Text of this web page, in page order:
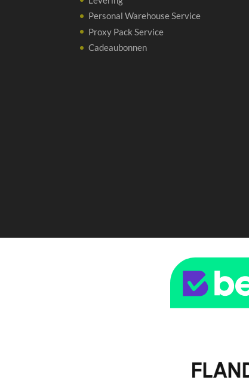
Personal Warehouse Service
Proxy Pack Service
Cadeaubonnen